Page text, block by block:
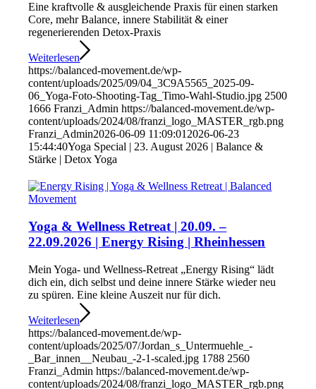
Eine kraftvolle & ausgleichende Praxis für einen starken
Core, mehr Balance, innere Stabilität & einer
regenerierenden Detox-Praxis
Weiterlesen
https://balanced-movement.de/wp-
content/uploads/2025/09/04_3C9A5565_2025-09-
06_Yoga-Foto-Shooting-Tag_Timo-Wahl-Studio.jpg 2500
1666 Franzi_Admin https://balanced-movement.de/wp-
content/uploads/2024/08/franzi_logo_MASTER_rgb.png
Franzi_Admin2026-06-09 11:09:01 2026-06-23
15:44:40Yoga Special | 23. August 2026 | Balance &
Stärke | Detox Yoga
Yoga & Wellness Retreat | 20.09. –
22.09.2026 | Energy Rising | Rheinhessen
Mein Yoga- und Wellness-Retreat „Energy Rising“ lädt
dich ein, dich selbst und deine innere Stärke wieder neu
zu spüren. Eine kleine Auszeit nur für dich.
Weiterlesen
https://balanced-movement.de/wp-
content/uploads/2025/07/Jordan_s_Untermuehle_-
_Bar_innen__Neubau_-2-1-scaled.jpg 1788 2560
Franzi_Admin https://balanced-movement.de/wp-
content/uploads/2024/08/franzi_logo_MASTER_rgb.png